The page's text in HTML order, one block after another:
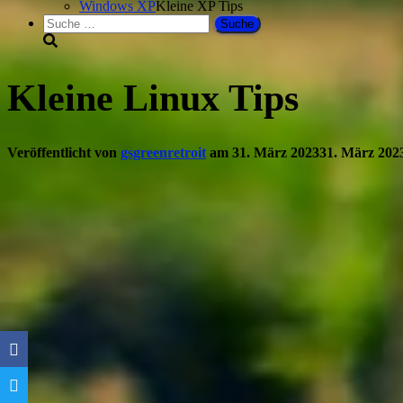
Windows XPKleine XP Tips
Suche
nach:
Kleine Linux Tips
Veröffentlicht von gsgreenretroit am 31. März 202331. März